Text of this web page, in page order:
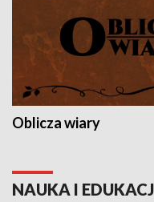
Oblicza wiary
NAUKA I